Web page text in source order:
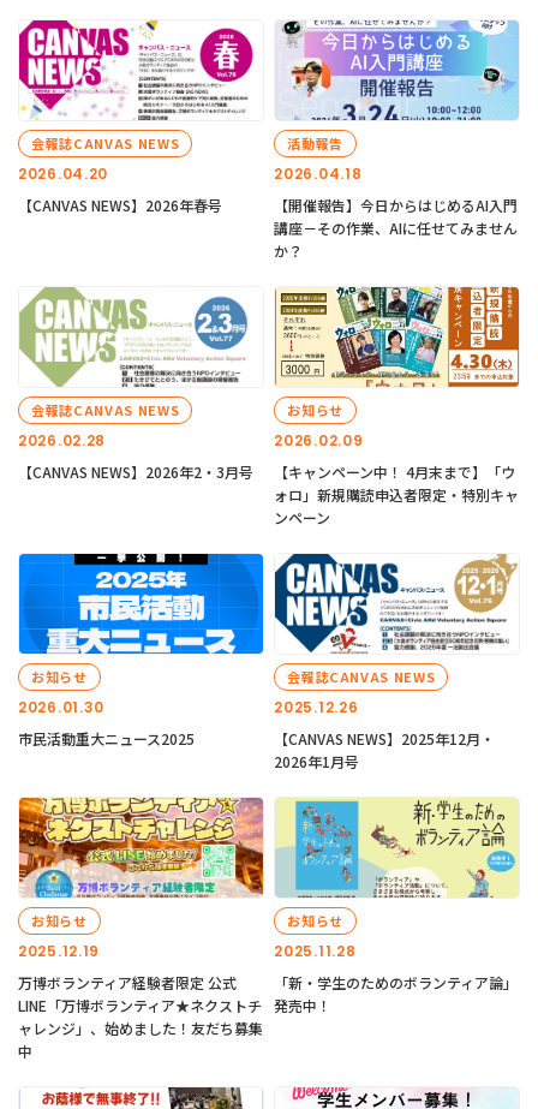
2026.04.20
会報誌CANVAS NEWS
【CANVAS NEWS】2026年春号
2026.04.18
活動報告
【開催報告】今日からはじめるAI入門
講座－その作業、AIに任せてみません
か？
2026.02.28
会報誌CANVAS NEWS
【CANVAS NEWS】2026年2・3月号
2026.02.09
お知らせ
【キャンペーン中！ 4月末まで】「ウ
ォロ」新規購読申込者限定・特別キャ
ンペーン
2026.01.30
お知らせ
市民活動重大ニュース2025
2025.12.26
会報誌CANVAS NEWS
【CANVAS NEWS】2025年12月・
2026年1月号
2025.12.19
お知らせ
万博ボランティア経験者限定 公式
LINE「万博ボランティア★ネクストチ
ャレンジ」、始めました！友だち募集
中
2025.11.28
お知らせ
「新・学生のためのボランティア論」
発売中！